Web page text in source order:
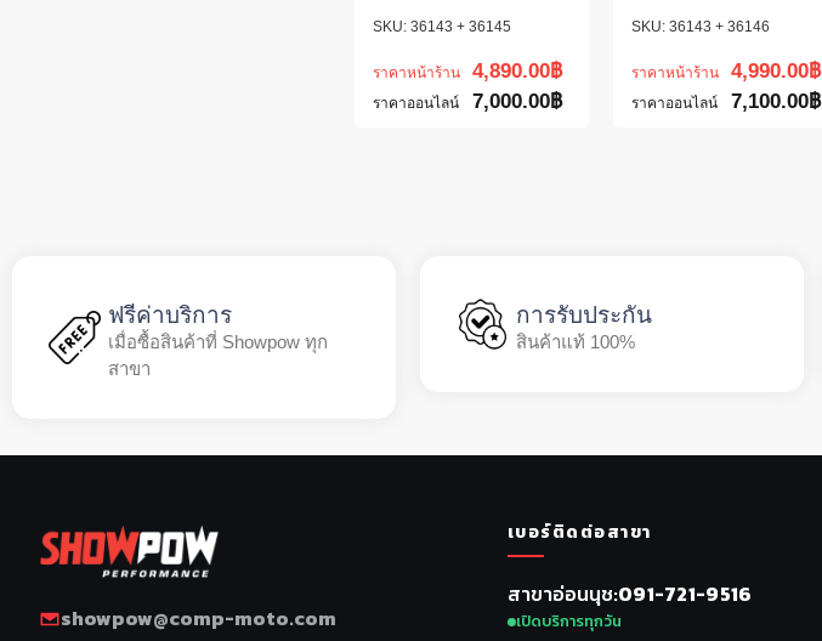
36143 + 36145
ราคาหน้าร้าน 4,890.00฿
ราคาออนไลน์ 7,000.00฿
36143 + 36146
ราคาหน้าร้าน 4,990.00฿
ราคาออนไลน์ 7,100.00฿
ฟรีค่าบริการ
เมื่อซื้อสินค้าที่ Showpow ทุก
สาขา
การรับประกัน
สินค้าแท้ 100%
showpow@comp-moto.com
เบอร์ติดต่อสาขา
สาขาอ่อนนุช 091-721-9516
เปิดบริการทุกวัน